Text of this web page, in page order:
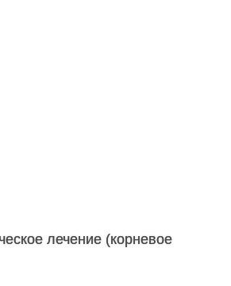
лечение (корневое